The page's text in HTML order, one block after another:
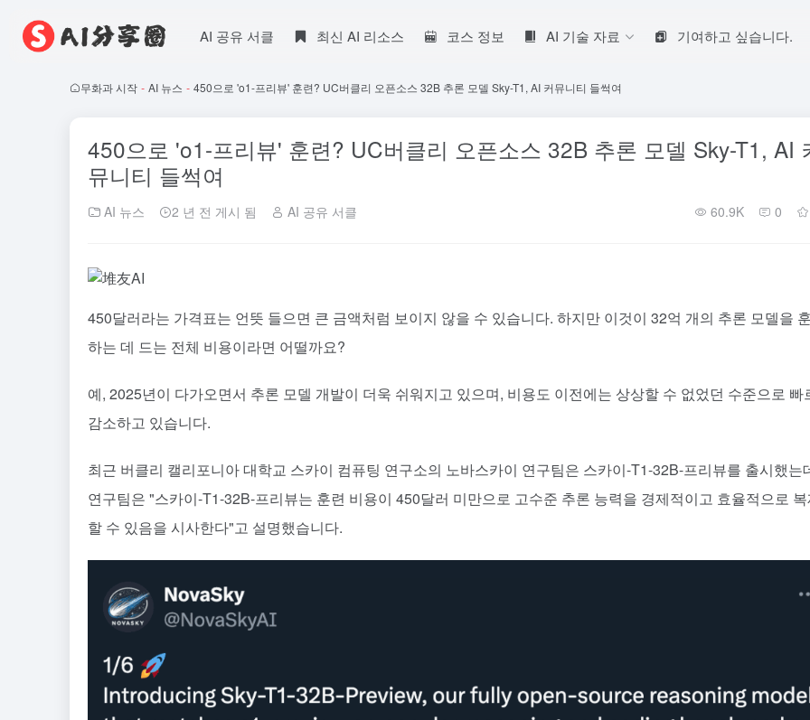
AI 공유 서클 최신 AI 리소스 코스 정보 AI 기술 자료 기여하고 싶습니다.
무화과 시작 - AI 뉴스 - 450으로 'o1-프리뷰' 훈련? UC버클리 오픈소스 32B 추론 모델 Sky-T1, AI 커뮤니티 들썩여
450으로 'o1-프리뷰' 훈련? UC버클리 오픈소스 32B 추론 모델 Sky-T1, AI
뮤니티 들썩여
AI 뉴스 2 년 전 게시 됨 AI 공유 서클 60.9K 0
450달러라는 가격표는 언뜻 들으면 큰 금액처럼 보이지 않을 수 있습니다. 하지만 이것이 32억 개의 추론 모델을
하는 데 드는 전체 비용이라면 어떨까요?
예, 2025년이 다가오면서 추론 모델 개발이 더욱 쉬워지고 있으며, 비용도 이전에는 상상할 수 없었던 수준으로 빠
감소하고 있습니다.
최근 버클리 캘리포니아 대학교 스카이 컴퓨팅 연구소의 노바스카이 연구팀은 스카이-T1-32B-프리뷰를 출시했는
연구팀은 "스카이-T1-32B-프리뷰는 훈련 비용이 450달러 미만으로 고수준 추론 능력을 경제적이고 효율적으로
할 수 있음을 시사한다"고 설명했습니다.